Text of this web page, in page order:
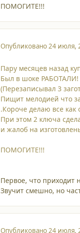
ПОМОГИТЕ!!!
Опубликовано24 июля,
Пару месяцев назад
Был в шоке РАБОТАЛИ!
(Перезаписывал 3
Пищит мелодией что
.Короче делаю все
При этом 2 ключа
и жалоб на
ПОМОГИТЕ!!!
Первое, что приходит
Звучит смешно, но
Опубликовано24 июля,